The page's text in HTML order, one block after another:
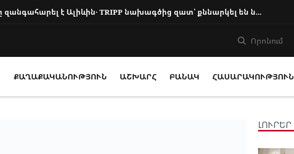
Փաշինյանը զանգահարել է Ալիևին․ TRIPP նախագծից զատ՝ քննարկել են նաև այլ հարցեր
ՔԱՂԱՔԱԿԱՆՈՒԹՅՈՒՆ ԱՇԽԱՐՀ ԲԱՆԱԿ ՀԱՍԱՐԱԿՈՒԹՅՈՒՆ
ԼՈՒՐԵՐ